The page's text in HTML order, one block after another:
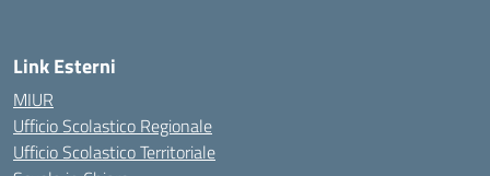
Link Esterni
MIUR
Ufficio Scolastico Regionale
Ufficio Scolastico Territoriale